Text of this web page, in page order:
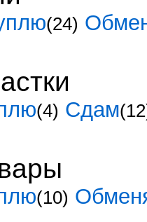
(24)
(4) Сдам
(10)